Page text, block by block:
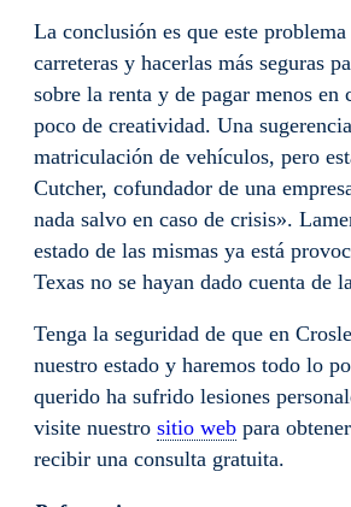
La conclusión es que este
carreteras y hacerlas más seguras
sobre la renta y de pagar menos
poco de creatividad. Una
matriculación de vehículos, pero
Cutcher, cofundador de una
nada salvo en caso de crisis».
estado de las mismas ya está
Texas no se hayan dado cuenta de
Tenga la seguridad de que en
nuestro estado y haremos todo lo
querido ha sufrido lesiones
visite nuestro sitio web para
recibir una consulta gratuita.